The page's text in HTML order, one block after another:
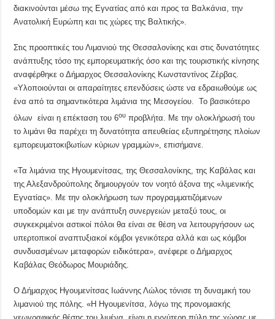
διακινούνται μέσω της Εγνατίας από και προς τα Βαλκάνια, την
Ανατολική Ευρώπη και τις χώρες της Βαλτικής».
Στις προοπτικές του Λιμανιού της Θεσσαλονίκης και στις δυνατότητες
ανάπτυξης τόσο της εμπορευματικής όσο και της τουριστικής κίνησης
αναφέρθηκε ο Δήμαρχος Θεσσαλονίκης Κωνσταντίνος Ζέρβας.
«Υλοποιούνται οι απαραίτητες επενδύσεις ώστε να εδραιωθούμε ως
ένα από τα σημαντικότερα λιμάνια της Μεσογείου. Το βασικότερο
όλων είναι η επέκταση του 6ου προβλήτα. Με την ολοκλήρωσή του
το λιμάνι θα παρέχει τη δυνατότητα απευθείας εξυπηρέτησης πλοίων
εμπορευματοκιβωτίων κύριων γραμμών», επισήμανε.
«Τα λιμάνια της Ηγουμενίτσας, της Θεσσαλονίκης, της Καβάλας και
της Αλεξανδρούπολης δημιουργούν τον νοητό άξονα της «λιμενικής
Εγνατίας». Με την ολοκλήρωση των προγραμματιζόμενων
υποδομών και με την ανάπτυξη συνεργειών μεταξύ τους, οι
συγκεκριμένοι αστικοί πόλοι θα είναι σε θέση να λειτουργήσουν ως
υπερτοπικοί αναπτυξιακοί κόμβοι γενικότερα αλλά και ως κόμβοι
συνδυασμένων μεταφορών ειδικότερα», ανέφερε ο Δήμαρχος
Καβάλας Θεόδωρος Μουριάδης.
Ο Δήμαρχος Ηγουμενίτσας Ιωάννης Λώλος τόνισε τη δυναμική του
λιμανιού της πόλης. «Η Ηγουμενίτσα, λόγω της προνομιακής